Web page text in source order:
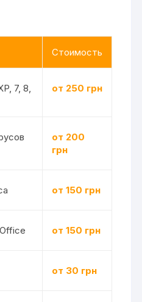
Стоимость
7, 8,
от 250 грн
от 200
грн
от 150 грн
от 150 грн
от 30 грн